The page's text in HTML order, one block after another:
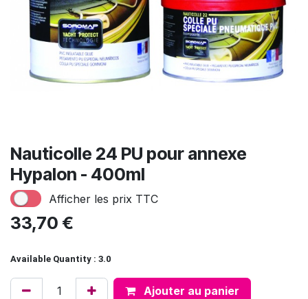
Nauticolle 24 PU pour annexe
Hypalon - 400ml
Afficher les prix TTC
33,70 €
Available Quantity : 3.0
Ajouter au panier